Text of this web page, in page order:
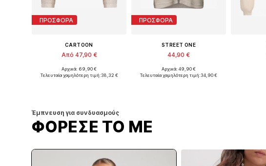
ΠΡΟΣΦΟΡΑ
CARTOON
Από 47,90 €
Αρχικά: 69,90 €
Τελευταία χαμηλότερη τιμή:38,32 €
ΠΡΟΣΦΟΡΑ
STREET ONE
44,90 €
Διαθέσιμο σε πολλά μεγέθη
Αρχικά: 49,90 €
Τελευταία χαμηλότερη τιμή:34,90 €
Έμπνευση για συνδυασμούς
ΦΟΡΕΣΕ ΤΟ ΜΕ